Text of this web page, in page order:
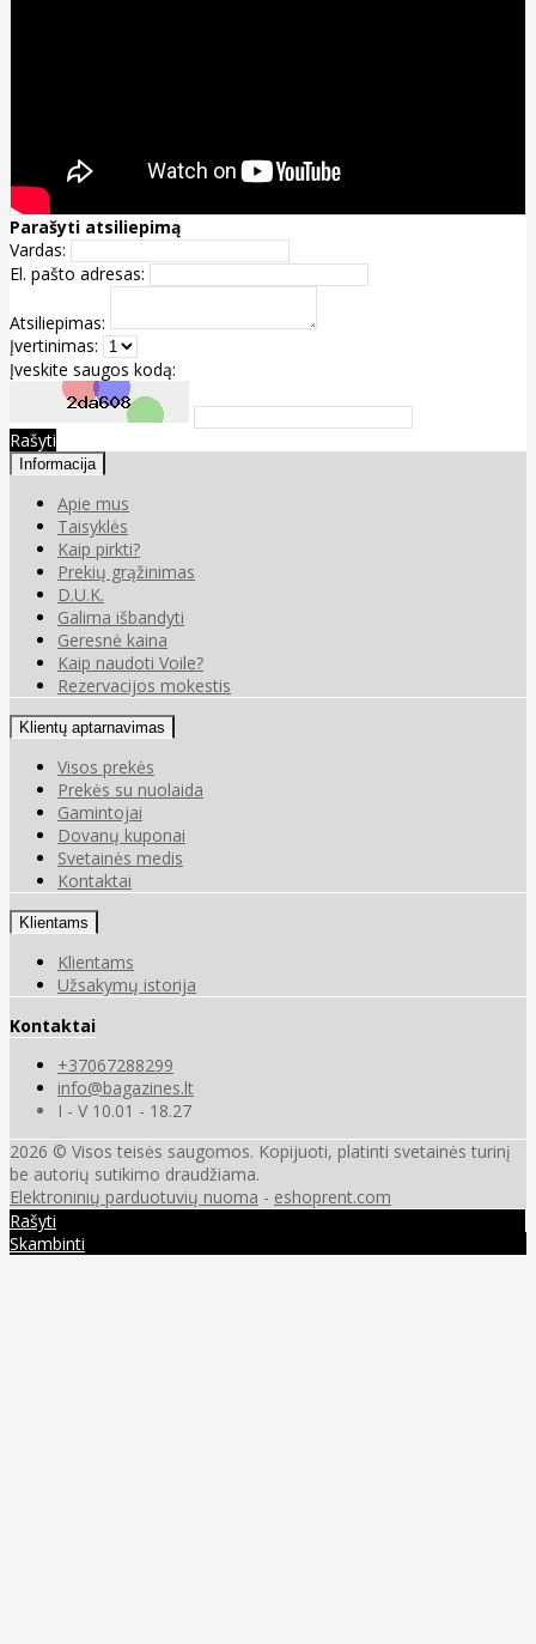
Parašyti atsiliepimą
Vardas:
El. pašto adresas:
Atsiliepimas:
Įvertinimas:
Įveskite saugos kodą:
Rašyti
Informacija
Apie mus
Taisyklės
Kaip pirkti?
Prekių grąžinimas
D.U.K.
Galima išbandyti
Geresnė kaina
Kaip naudoti Voile?
Rezervacijos mokestis
Klientų aptarnavimas
Visos prekės
Prekės su nuolaida
Gamintojai
Dovanų kuponai
Svetainės medis
Kontaktai
Klientams
Klientams
Užsakymų istorija
Kontaktai
+37067288299
info@bagazines.lt
I - V 10.01 - 18.27
2026 © Visos teisės saugomos. Kopijuoti, platinti svetainės turinį
be autorių sutikimo draudžiama.
Elektroninių parduotuvių nuoma - eshoprent.com
Rašyti
Skambinti